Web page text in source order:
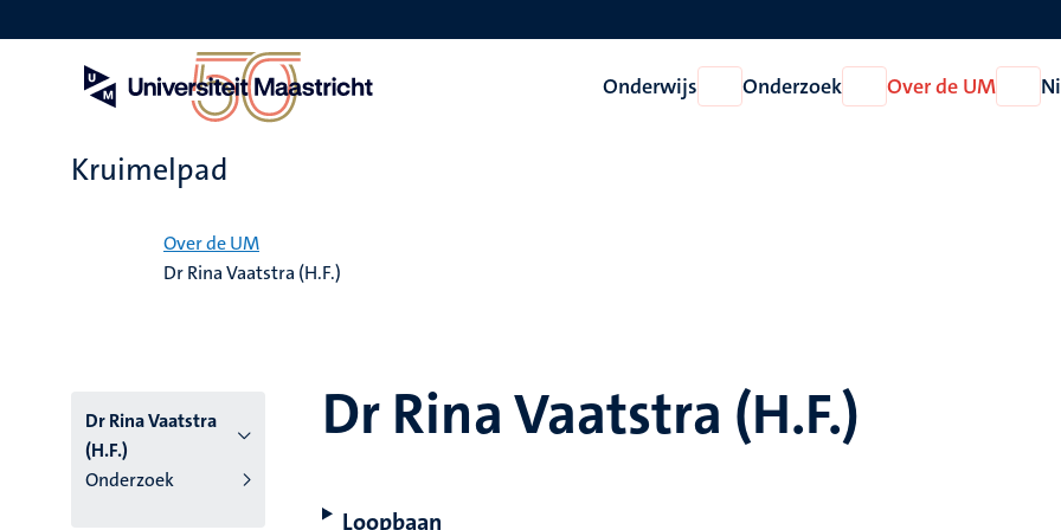
en
Onderwijs
Open
Onderwijs
Onderzoek
Open
Onderzoek
Over de UM
Open
Over
Kruimelpad
Over de UM
Dr Rina Vaatstra (H.F.)
Dr Rina Vaatstra
(H.F.)
Onderzoek
Dr Rina Vaatstra (H.F.)
Loopbaan